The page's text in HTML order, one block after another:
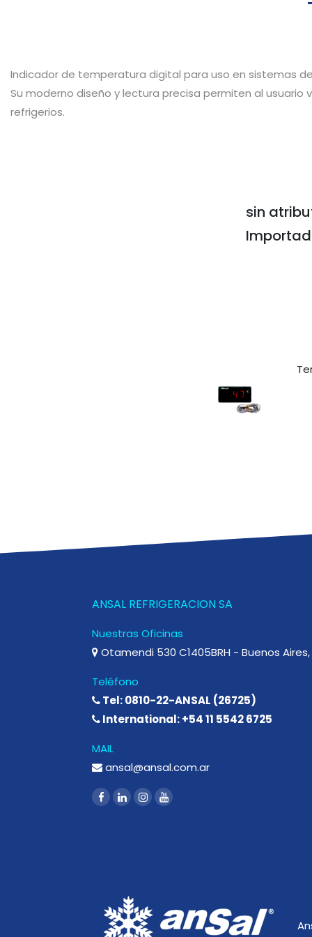
Indicador de temperatura digital para uso en sistemas
Su moderno diseño y lectura precisa permiten al
refrigerios.
sin
ANSAL REFRIGERACION SA
Nuestras Oficinas
Otamendi 530 C1405BRH - Buenos
Teléfono
Tel: 0810-22-ANSAL (26725)
International: +54 11 5542 6725
MAIL
ansal@ansal.com.ar